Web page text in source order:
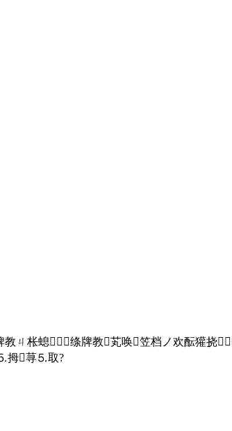
ㄐ枨螅：６绦牌教芄唤笠档ノ欢酝獾
拇荨⒌取?